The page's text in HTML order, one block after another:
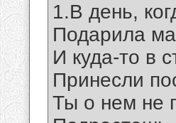
1.В день,
Подарила
И куда-то в
Принесли
Ты о нем не